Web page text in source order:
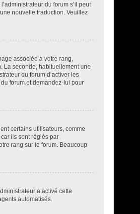
du forum s’il peut
nouvelle traduction. Veuillez
associée à votre rang,
La seconde, habituellement une
du forum d’activer les
forum et demandez-lui pour
certains utilisateurs, comme
ils sont réglés par
rang sur le forum. Beaucoup
a activé cette
automatisés.